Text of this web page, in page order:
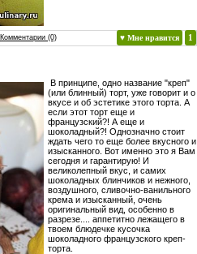
♥ Мне нравится 1
Комментарии (0)
В принципе, одно название "креп"
(или блинный) торт, уже говорит и о
вкусе и об эстетике этого торта. А
если этот торт еще и
французский?! А еще и
шоколадный?! Однозначно стоит
ждать чего то еще более вкусного и
изысканного. Вот именно это я Вам
сегодня и гарантирую! И
великолепный вкус, и самих
шоколадных блинчиков и нежного,
воздушного, сливочно-ванильного
крема и изысканный, очень
оригинальный вид, особенно в
разрезе.... аппетитно лежащего в
твоем блюдечке кусочка
шоколадного французского креп-
торта.